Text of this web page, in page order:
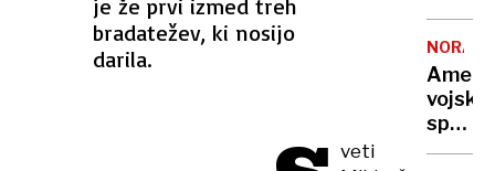
je že prvi izmed treh
bradatežev, ki nosijo
darila.
veti
jasno,
NORAD
vojska